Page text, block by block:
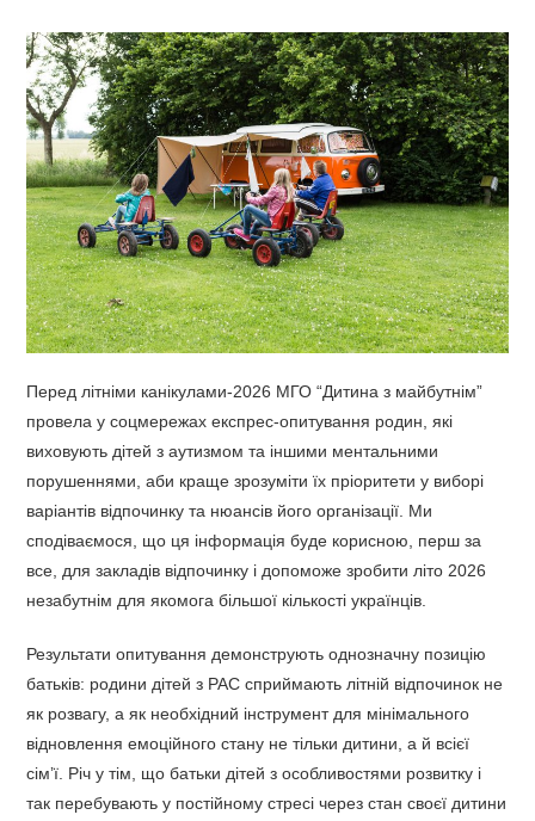
Перед літніми канікулами-2026 МГО “Дитина з майбутнім”
провела у соцмережах експрес-опитування родин, які
виховують дітей з аутизмом та іншими ментальними
порушеннями, аби краще зрозуміти їх пріоритети у виборі
варіантів відпочинку та нюансів його організації. Ми
сподіваємося, що ця інформація буде корисною, перш за
все, для закладів відпочинку і допоможе зробити літо 2026
незабутнім для якомога більшої кількості українців.
Результати опитування демонструють однозначну позицію
батьків: родини дітей з РАС сприймають літній відпочинок не
як розвагу, а як необхідний інструмент для мінімального
відновлення емоційного стану не тільки дитини, а й всієї
сімʼї. Річ у тім, що батьки дітей з особливостями розвитку і
так перебувають у постійному стресі через стан своєї дитини